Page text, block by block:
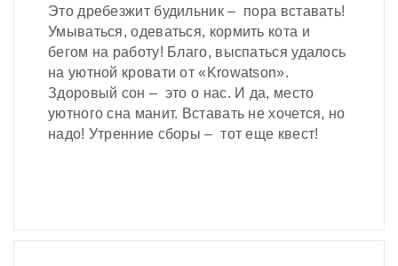
Это дребезжит будильник – пора вставать!
Умываться, одеваться, кормить кота и
бегом на работу! Благо, выспаться удалось
на уютной кровати от «Krowatson».
Здоровый сон – это о нас. И да, место
уютного сна манит. Вставать не хочется, но
надо! Утренние сборы – тот еще квест!